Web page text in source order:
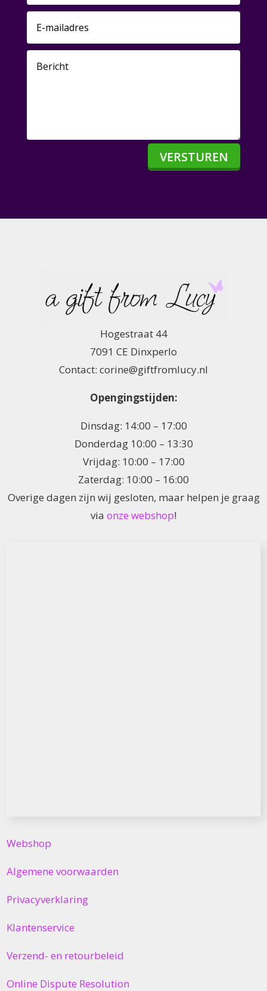
VERSTUREN
Hogestraat 44
7091 CE Dinxperlo
Contact: corine@giftfromlucy.nl
Opengingstijden:
Dinsdag: 14:00 – 17:00
Donderdag 10:00 – 13:30
Vrijdag: 10:00 – 17:00
Zaterdag: 10:00 – 16:00
Overige dagen zijn wij gesloten, maar helpen je graag
via onze webshop!
Webshop
Algemene voorwaarden
Privacyverklaring
Klantenservice
Verzend- en retourbeleid
Online Dispute Resolution